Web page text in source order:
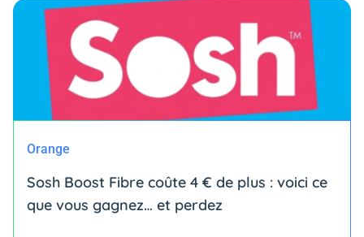
Orange
Sosh Boost Fibre coûte 4 € de plus : voici ce
que vous gagnez… et perdez